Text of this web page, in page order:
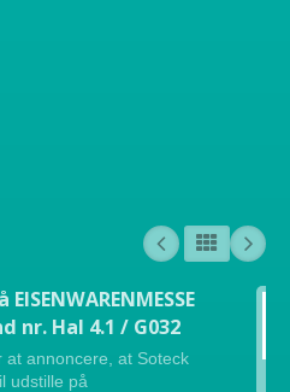
nr. Hal 4.1 / G032
at annoncere, at Soteck
udstille på